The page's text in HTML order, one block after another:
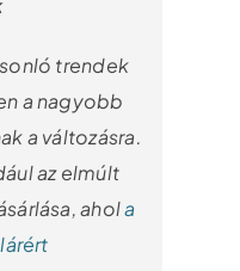
trendek
a nagyobb
a változásra.
az elmúlt
ahola